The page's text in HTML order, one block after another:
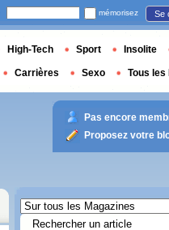
mémorisez Se
High-Tech Sport Insolite
Carrières Sexo Tous les
Pas encore
Proposez votre